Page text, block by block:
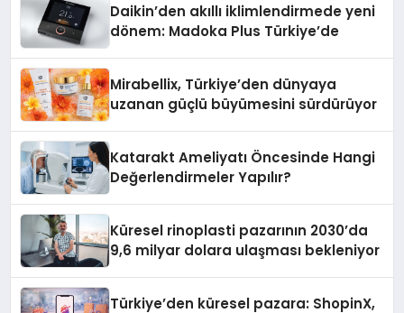
Daikin’den akıllı iklimlendirmede yeni
dönem: Madoka Plus Türkiye’de
Mirabellix, Türkiye’den dünyaya
uzanan güçlü büyümesini sürdürüyor
Katarakt Ameliyatı Öncesinde Hangi
Değerlendirmeler Yapılır?
Küresel rinoplasti pazarının 2030’da
9,6 milyar dolara ulaşması bekleniyor
Türkiye’den küresel pazara: ShopinX,